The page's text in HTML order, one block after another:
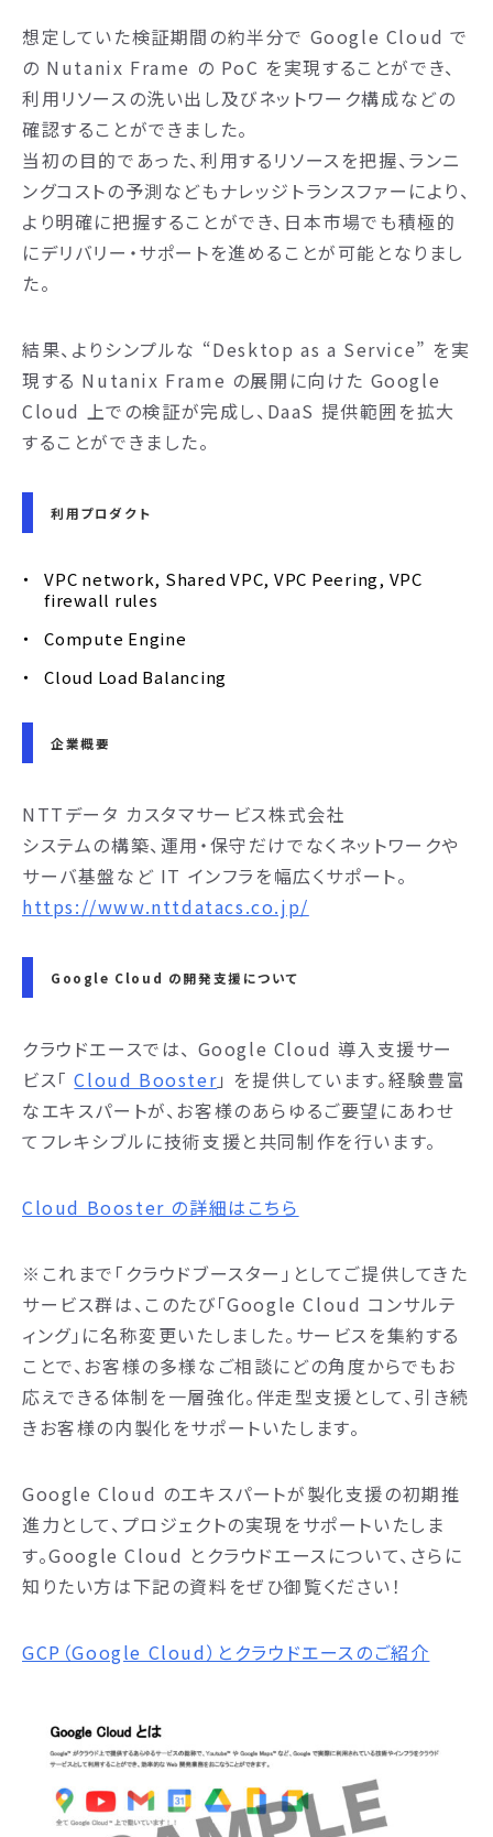
想定していた検証期間の約半分で Google Cloud で
の Nutanix Frame の PoC を実現することができ、
利用リソースの洗い出し及びネットワーク構成などの
確認することができました。
当初の目的であった、利用するリソースを把握、ランニ
ングコストの予測などもナレッジトランスファーにより、
より明確に把握することができ、日本市場でも積極的
にデリバリー・サポートを進めることが可能となりまし
た。
結果、よりシンプルな “Desktop as a Service” を実
現する Nutanix Frame の展開に向けた Google
Cloud 上での検証が完成し、DaaS 提供範囲を拡大
することができました。
利用プロダクト
VPC network, Shared VPC, VPC Peering, VPC
firewall rules
Compute Engine
Cloud Load Balancing
企業概要
NTTデータ カスタマサービス株式会社
システムの構築、運用・保守だけでなくネットワークや
サーバ基盤など IT インフラを幅広くサポート。
https://www.nttdatacs.co.jp/
Google Cloud の開発支援について
クラウドエースでは、 Google Cloud 導入支援サー
ビス「Cloud Booster」 を提供しています。経験豊富
なエキスパートが、お客様のあらゆるご要望にあわせ
てフレキシブルに技術支援と共同制作を行います。
Cloud Booster の詳細はこちら
※これまで「クラウドブースター」としてご提供してきた
サービス群は、このたび「Google Cloud コンサルテ
ィング」に名称変更いたしました。サービスを集約する
ことで、お客様の多様なご相談にどの角度からでもお
応えできる体制を一層強化。伴走型支援として、引き続
きお客様の内製化をサポートいたします。
Google Cloud のエキスパートが製化支援の初期推
進力として、プロジェクトの実現をサポートいたしま
す。Google Cloud とクラウドエースについて、さらに
知りたい方は下記の資料をぜひ御覧ください！
GCP（Google Cloud）とクラウドエースのご紹介